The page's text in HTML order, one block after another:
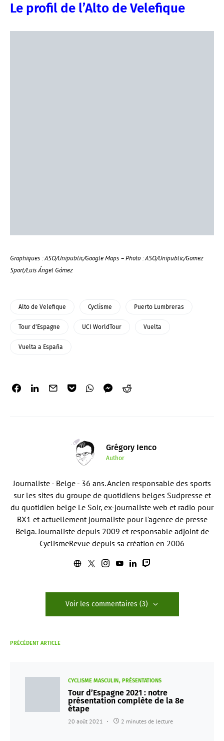
Le profil de l’Alto de Velefique
Graphiques : ASO/Unipublic/Google Maps – Photo : ASO/Unipublic/Gomez
Sport/Luis Ángel Gómez
Alto de Velefique Cyclisme Puerto Lumbreras
Tour d'Espagne UCI WorldTour Vuelta
Vuelta a España
Grégory Ienco
Author
Journaliste - Belge - 36 ans. Ancien responsable des sports
sur les sites du groupe de quotidiens belges Sudpresse et
du quotidien belge Le Soir, ex-journaliste web et radio pour
BX1 et actuellement journaliste pour l'agence de presse
Belga. Journaliste depuis 2009 et responsable adjoint de
CyclismeRevue depuis sa création en 2006
Voir les commentaires (3)
PRÉCÉDENT ARTICLE
CYCLISME MASCULIN PRÉSENTATIONS
Tour d’Espagne 2021 : notre
présentation complète de la 8e
étape
20 août 2021 2 minutes de lecture